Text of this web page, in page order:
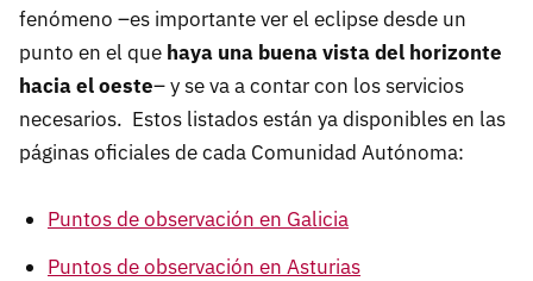
fenómeno –es importante ver el eclipse desde un
punto en el que haya una buena vista del horizonte
hacia el oeste– y se va a contar con los servicios
necesarios. Estos listados están ya disponibles en las
páginas oficiales de cada Comunidad Autónoma:
Puntos de observación en Galicia
Puntos de observación en Asturias